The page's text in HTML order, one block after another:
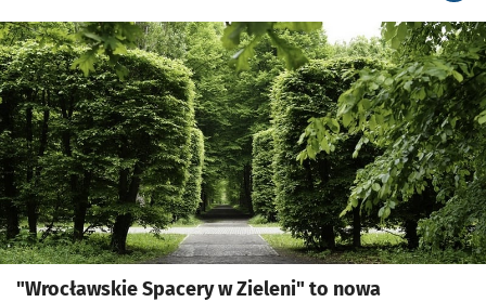
Kliknij, aby powiększyć
"Wrocławskie Spacery w Zieleni" to nowa